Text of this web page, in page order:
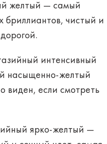
желтый — самый
бриллиантов, чистый и
интенсивный
насыщенно-желтый
виден, если смотреть
ярко-желтый —